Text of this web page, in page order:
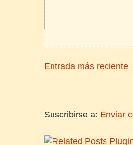
Entrada más reciente
Suscribirse a: Enviar